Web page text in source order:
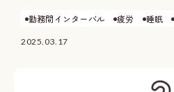
勤務間インターバル 疲労 睡眠
2025.03.17